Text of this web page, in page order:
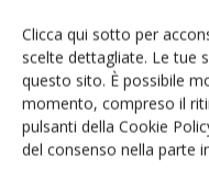
Clicca qui sotto per
scelte dettagliate. Le tue
questo sito. È possibile
momento, compreso il
pulsanti della Cookie
del consenso nella parte
I consigli di